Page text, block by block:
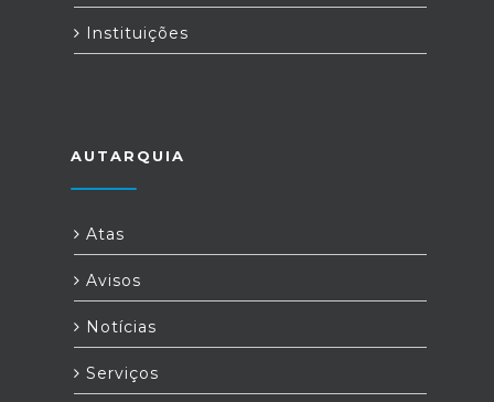
Instituições
AUTARQUIA
Atas
Avisos
Notícias
Serviços